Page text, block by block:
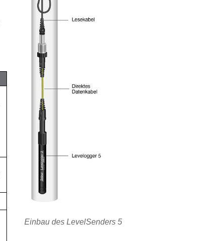
Einbau des LevelSenders 5